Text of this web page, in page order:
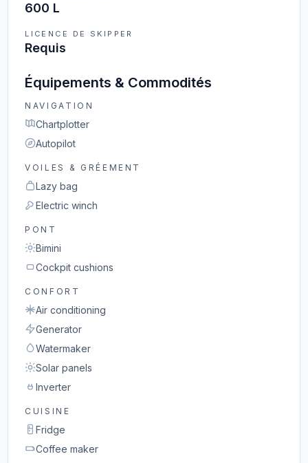
600 L
LICENCE DE SKIPPER
Requis
Équipements & Commodités
NAVIGATION
Chartplotter
Autopilot
VOILES & GRÉEMENT
Lazy bag
Electric winch
PONT
Bimini
Cockpit cushions
CONFORT
Air conditioning
Generator
Watermaker
Solar panels
Inverter
CUISINE
Fridge
Coffee maker